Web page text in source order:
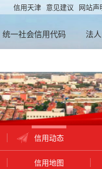
网站声
意见建议
信用天津
统一社会信用代码 法人
信用动态
信用地图